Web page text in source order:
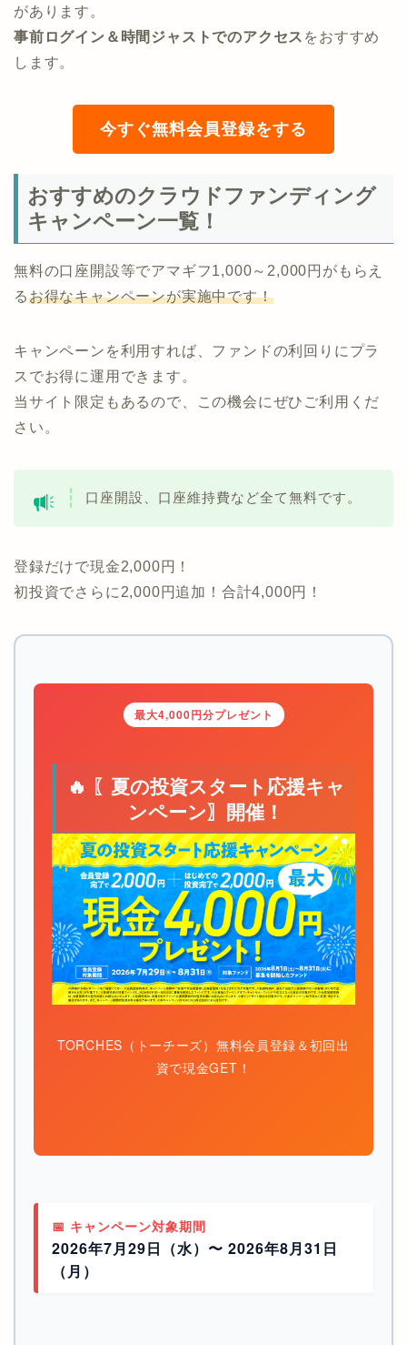
があります。
事前ログイン＆時間ジャストでのアクセス をおすすめ
します。
今すぐ無料会員登録をする
おすすめのクラウドファンディング
キャンペーン一覧！
無料の口座開設等でアマギフ1,000～2,000円がもらえ
るお得なキャンペーンが実施中です！
キャンペーンを利用すれば、ファンドの利回りにプラ
スでお得に運用できます。
当サイト限定もあるので、この機会にぜひご利用くだ
さい。
口座開設、口座維持費など全て無料です。
登録だけで現金2,000円！
初投資でさらに2,000円追加！合計4,000円！
最大4,000円分プレゼント
🔥 〖夏の投資スタート応援キャ
ンペーン〗開催！
TORCHES（トーチーズ）無料会員登録＆初回出
資で現金GET！
📅 キャンペーン対象期間
2026年7月29日（水）〜 2026年8月31日
（月）